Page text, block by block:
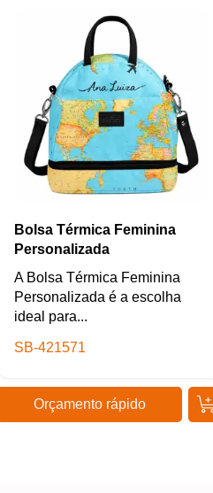
Bolsa Térmica Feminina
Personalizada
A Bolsa Térmica Feminina
Personalizada é a escolha
ideal para...
SB-421571
Orçamento rápido
Eu concordo em
A nossa empresa está
privacidade,
marketing. Você pode
momento.